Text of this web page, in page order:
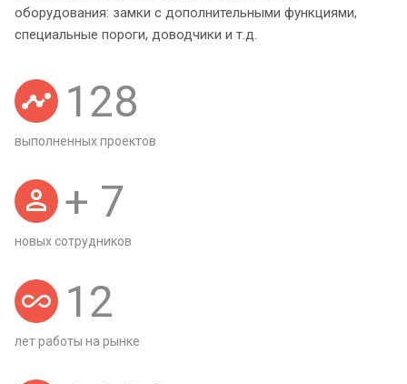
оборудования: замки с дополнительными функциями,
специальные пороги, доводчики и т.д.
128
выполненных проектов
+ 7
новых сотрудников
12
лет работы на рынке